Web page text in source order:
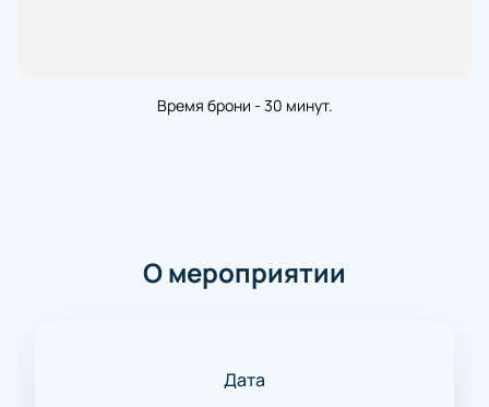
Время брони - 30 минут.
О мероприятии
Дата